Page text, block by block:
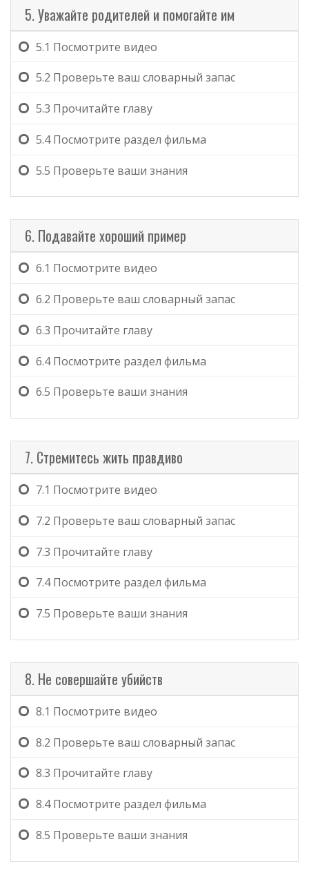
5. Уважайте родителей и помогайте им
5.1 Посмотрите видео
5.2 Проверьте ваш словарный запас
5.3 Прочитайте главу
5.4Посмотрите раздел фильма
5.5 Проверьте ваши знания
6. Подавайте хороший пример
6.1 Посмотрите видео
6.2 Проверьте ваш словарный запас
6.3 Прочитайте главу
6.4Посмотрите раздел фильма
6.5 Проверьте ваши знания
7. Стремитесь жить правдиво
7.1 Посмотрите видео
7.2 Проверьте ваш словарный запас
7.3 Прочитайте главу
7.4Посмотрите раздел фильма
7.5 Проверьте ваши знания
8. Не совершайте убийств
8.1 Посмотрите видео
8.2 Проверьте ваш словарный запас
8.3 Прочитайте главу
8.4Посмотрите раздел фильма
8.5 Проверьте ваши знания